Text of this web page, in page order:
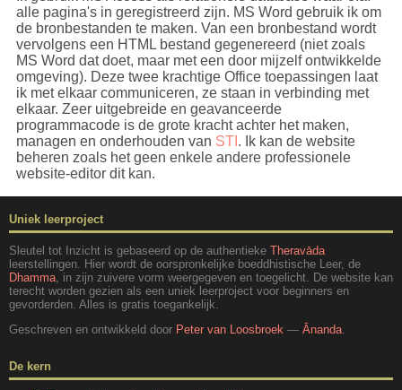
Voorbeeld
Voorbeeld
Voorbeeld
Beschouw deze lijst als een extra hulpmiddel. Voor
een goede opbouw van het geheel is het verstandig
om gewoon de sectie
achter door te nemen. Houdt er ook rekening mee
dat de getoonde rubrieken niet de volledige tekst van
de sectie omvat. Want er zijn altijd pagina's zonder
rubrieken die dus niet in de lijst zijn opgenomen.
Deze lijst wordt nooit gemarkeerd als zijnde
'Gewijzigd'. Wanneer rubrieken in de sectie zijn
gewijzigd en/of toegevoegd, wordt deze pagina altijd
bijgewerkt.
alle pagina's in geregistreerd zijn. MS Word gebruik ik om
de bronbestanden te maken. Van een bronbestand wordt
vervolgens een HTML bestand gegenereerd (niet zoals
MS Word dat doet, maar met een door mijzelf ontwikkelde
omgeving). Deze twee krachtige Office toepassingen laat
ik met elkaar communiceren, ze staan in verbinding met
elkaar. Zeer uitgebreide en geavanceerde
programmacode is de grote kracht achter het maken,
managen en onderhouden van STI . Ik kan de website
beheren zoals het geen enkele andere professionele
website-editor dit kan.
Uniek leerproject
Sleutel tot Inzicht is gebaseerd op de authentieke Theravāda
leerstellingen. Hier wordt de oorspronkelijke boeddhistische Leer, de
Dhamma, in zijn zuivere vorm weergegeven en toegelicht. De website kan
terecht worden gezien als een uniek leerproject voor beginners en
gevorderden. Alles is gratis toegankelijk.
Geschreven en ontwikkeld door Peter van Loosbroek — Ānanda.
De kern